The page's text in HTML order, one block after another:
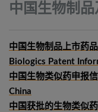
中国生物制
中国生物制品上市药
Biologics Patent
中国生物类似药申报
China
中国获批的生物类似